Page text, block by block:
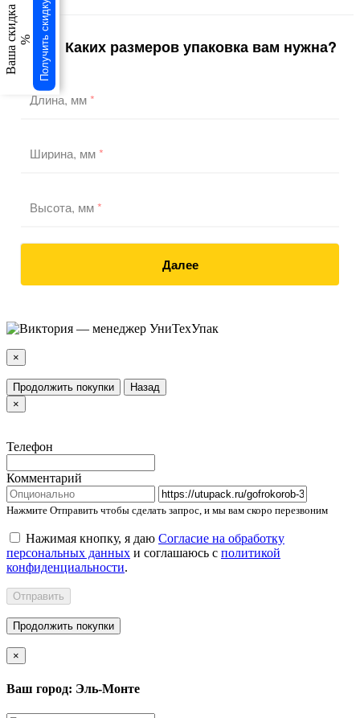
/3 Каких размеров упаковка вам нужна?
Длина, мм*
Ширина, мм*
Высота, мм*
Далее
×
Продолжить покупки
Назад
×
Телефон
Комментарий
Нажмите Отправить чтобы сделать запрос, и мы вам скоро перезвоним
Нажимая кнопку, я даю Согласие на обработку
персональных данных и соглашаюсь с политикой
конфиденциальности.
Отправить
Продолжить покупки
Ваша скидка % Получить скидку
×
Ваш город: Эль-Монте